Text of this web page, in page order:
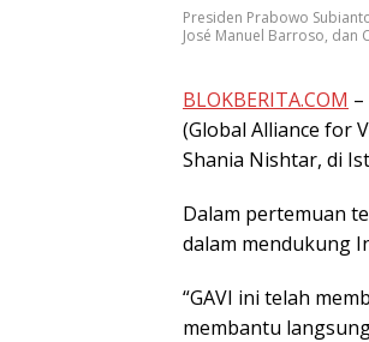
Presiden Prabowo
José Manuel Barroso, dan
BLOKBERITA.COM
(Global Alliance for
Shania Nishtar, di
Dalam pertemuan
dalam mendukung
“GAVI ini telah
membantu